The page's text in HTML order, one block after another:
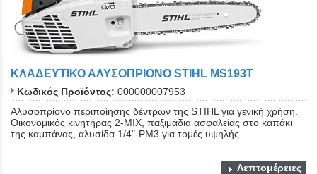
ΚΛΑΔΕΥΤΙΚΟ ΑΛΥΣΟΠΡΙΟΝΟ STIHL MS193Τ
Κωδικός Προϊόντος: 000000007953
Αλυσοπρίονο περιποίησης δέντρων της STIHL για γενική χρήση.
Οικονομικός κινητήρας 2-MIX, παξιμάδια ασφαλείας στο καπάκι
της καμπάνας, αλυσίδα 1/4"-PM3 για τομές υψηλής...
Λεπτομέρειες